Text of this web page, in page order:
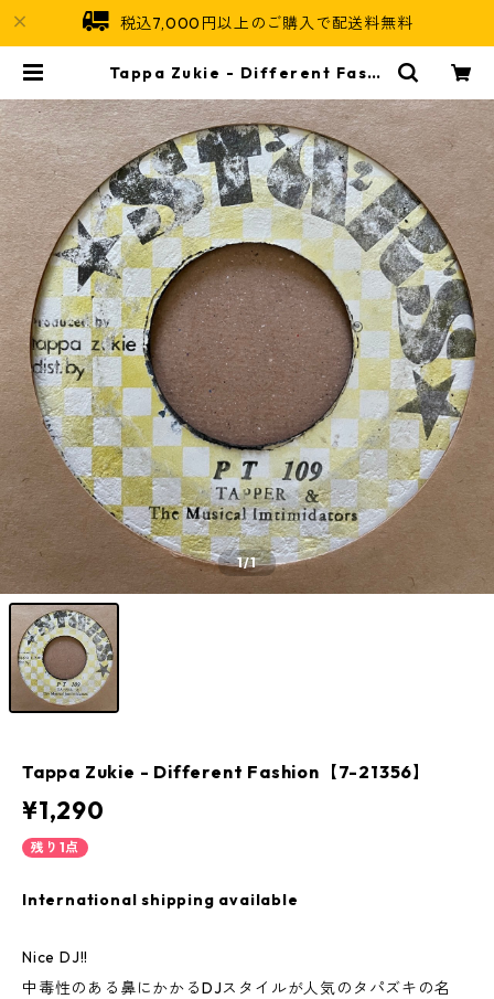
税込7,000円以上のご購入で配送料無料
Tappa Zukie - Different Fashi
1/1
Tappa Zukie - Different Fashion【7-21356】
¥1,290
残り1点
International shipping available
Nice DJ!!
中毒性のある鼻にかかるDJスタイルが人気のタパズキの名